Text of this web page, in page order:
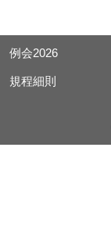
例会2026
規程細則